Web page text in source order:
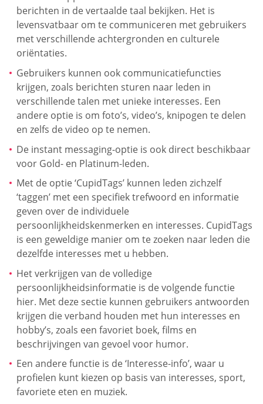
berichten in de vertaalde taal bekijken. Het is
levensvatbaar om te communiceren met gebruikers
met verschillende achtergronden en culturele
oriëntaties.
Gebruikers kunnen ook communicatiefuncties
krijgen, zoals berichten sturen naar leden in
verschillende talen met unieke interesses. Een
andere optie is om foto’s, video’s, knipogen te delen
en zelfs de video op te nemen.
De instant messaging-optie is ook direct beschikbaar
voor Gold- en Platinum-leden.
Met de optie ‘CupidTags’ kunnen leden zichzelf
‘taggen’ met een specifiek trefwoord en informatie
geven over de individuele
persoonlijkheidskenmerken en interesses. CupidTags
is een geweldige manier om te zoeken naar leden die
dezelfde interesses met u hebben.
Het verkrijgen van de volledige
persoonlijkheidsinformatie is de volgende functie
hier. Met deze sectie kunnen gebruikers antwoorden
krijgen die verband houden met hun interesses en
hobby’s, zoals een favoriet boek, films en
beschrijvingen van gevoel voor humor.
Een andere functie is de ‘Interesse-info’, waar u
profielen kunt kiezen op basis van interesses, sport,
favoriete eten en muziek.